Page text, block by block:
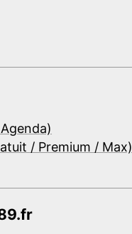
/ Premium / Max)